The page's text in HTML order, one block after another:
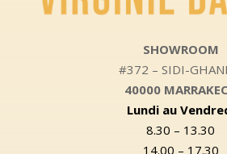
SHOWROOM
#372 – SIDI-
40000
Lundi au
8.30 – 13.30
14.00 – 17.30